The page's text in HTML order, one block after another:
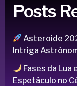
Posts
Asteroide
Intriga
Fases da
Espetáculo no